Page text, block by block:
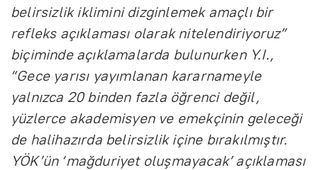
belirsizlik iklimini dizginlemek amaçlı bir
refleks açıklaması olarak nitelendiriyoruz”
biçiminde açıklamalarda bulunurken Y.I.,
“Gece yarısı yayımlanan kararnameyle
yalnızca 20 binden fazla öğrenci değil,
yüzlerce akademisyen ve emekçinin geleceği
de halihazırda belirsizlik içine bırakılmıştır.
YÖK’ün ‘mağduriyet oluşmayacak’ açıklaması